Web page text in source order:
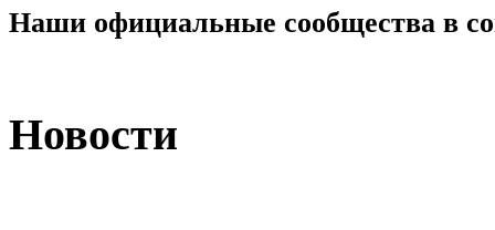
Наши официальные сообщества в
Новости